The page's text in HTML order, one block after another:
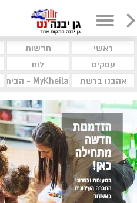
ראשי חדשות
עסקים
לוח
אהבנו ברשת
MyKheila - הבית לעסקים וקהילות